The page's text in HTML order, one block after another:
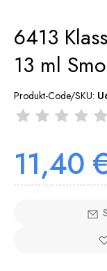
6413
13 ml
Produkt-Code/SKU:
11,40 €